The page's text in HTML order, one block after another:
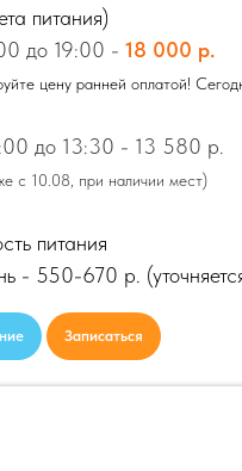
питания)
до 19:00 - 18 000 р.
цену ранней оплатой!
до 13:30 - 13 580 р.
с 10.08, при наличии мест)
питания
- 550-670 р.
Записаться